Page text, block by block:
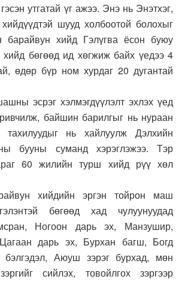
утгатай үг ажээ. Энэ нь Энэтхэг,
шууд холбоотой болохыг
барайвун хийд Гэлүгва ёсон буюу
бөгөөд ид хөгжиж байх үедээ 4
өдөр бүр ном хурдаг 20 дугантай
эсрэг хэлмэгдүүлэлт эхлэх үед
байшин барилгыг нь нураан
нь хайлуулж Дэлхийн
бууны суманд хэрэглэжээ. Тэр
60 жилийн турш хийд рүү хөл
хийдийн эргэн тойрон маш
бөгөөд хад чулуунуудад
Ногоон дарь эх, Манзушир,
дарь эх, Бурхан багш, Богд
Аюуш зэрэг бурхад, мөн
сийлэх, товойлгох зэргээр